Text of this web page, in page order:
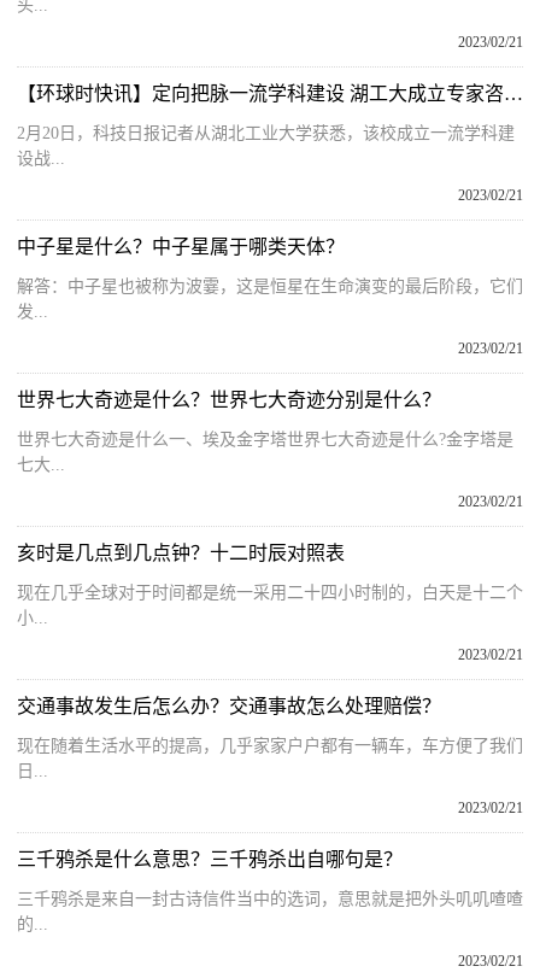
头...
2023/02/21
【环球时快讯】定向把脉一流学科建设 湖工大成立专家咨询委员会
2月20日，科技日报记者从湖北工业大学获悉，该校成立一流学科建
设战...
2023/02/21
中子星是什么？中子星属于哪类天体？
解答：中子星也被称为波霎，这是恒星在生命演变的最后阶段，它们
发...
2023/02/21
世界七大奇迹是什么？世界七大奇迹分别是什么？
世界七大奇迹是什么一、埃及金字塔世界七大奇迹是什么?金字塔是
七大...
2023/02/21
亥时是几点到几点钟？十二时辰对照表
现在几乎全球对于时间都是统一采用二十四小时制的，白天是十二个
小...
2023/02/21
交通事故发生后怎么办？交通事故怎么处理赔偿？
现在随着生活水平的提高，几乎家家户户都有一辆车，车方便了我们
日...
2023/02/21
三千鸦杀是什么意思？三千鸦杀出自哪句是？
三千鸦杀是来自一封古诗信件当中的选词，意思就是把外头叽叽喳喳
的...
2023/02/21